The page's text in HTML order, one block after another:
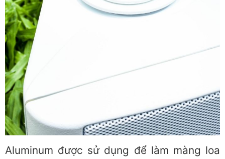
Aluminum được sử dụng để làm màng loa